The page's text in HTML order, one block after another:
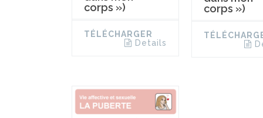
corps »)
TÉLÉCHARGER
Details
corps »)